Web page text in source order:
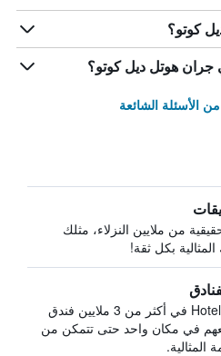
كوتو؟
هوتل ديل كوتو؟
الأسئلة الشائعة
من ملايين النزلاء، مثلك
بكل ثقة!
يبحث HotelsCombined في أكثر من 3 ملايين فندق
في مكان واحد حتى تتمكن من
المثالية.